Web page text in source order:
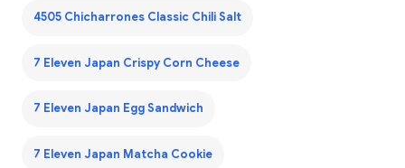
4505 Chicharrones Classic Chili Salt
7 Eleven Japan Crispy Corn Cheese
7 Eleven Japan Egg Sandwich
7 Eleven Japan Matcha Cookie